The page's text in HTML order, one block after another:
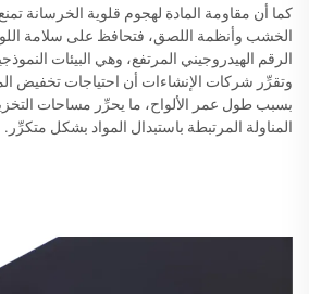
كما أن مقاومة المادة لهجوم قلوية الخرسانة
الخشب وأنظمة اللصق، فتحافظ على سلامة
الرقم الهيدروجيني المرتفع، وهي البيئات
وتقرِّر شركات الإنشاءات أن احتياجات تخفيض
بسبب طول عمر الألواح، ما يحرِّر مساحات
المناولة المرتبطة باستبدال المواد بشكل متكرِّر.